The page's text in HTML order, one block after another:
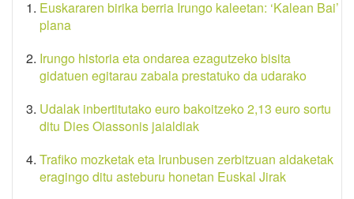
Euskararen birika berria Irungo kaleetan: ‘Kalean Bai’
plana
Irungo historia eta ondarea ezagutzeko bisita
gidatuen egitarau zabala prestatuko da udarako
Udalak inbertitutako euro bakoitzeko 2,13 euro sortu
ditu Dies Oiassonis jaialdiak
Trafiko mozketak eta Irunbusen zerbitzuan aldaketak
eragingo ditu asteburu honetan Euskal Jirak